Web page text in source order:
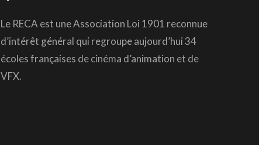
Le RECA est une Association Loi 1901 reconnue
d’intérêt général qui regroupe aujourd’hui 34
écoles françaises de cinéma d’animation et de
VFX.